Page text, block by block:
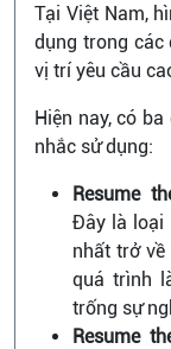
Tại Việt Nam,
dụng trong các
vị trí yêu cầu
Hiện nay, có
nhắc sử dụng:
Resume
Đây là loại
nhất trở về
quá trình
trống sự
Resume